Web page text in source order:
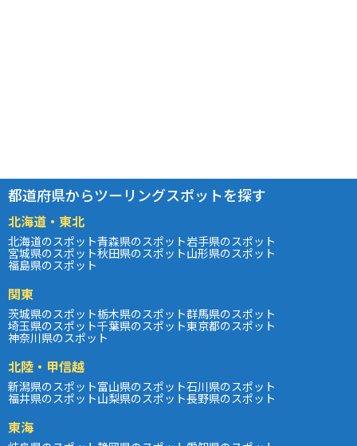
都道府県からツーリングスポットを探す
北海道・東北
北海道のスポット青森県のスポット岩手県のスポット
宮城県のスポット秋田県のスポット山形県のスポット
福島県のスポット
関東
茨城県のスポット栃木県のスポット群馬県のスポット
埼玉県のスポット千葉県のスポット東京都のスポット
神奈川県のスポット
北陸・甲信越
新潟県のスポット富山県のスポット石川県のスポット
福井県のスポット山梨県のスポット長野県のスポット
東海